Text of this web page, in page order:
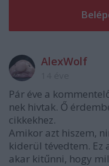
AlexWolf
Pár éve a
nek hivtak. Ő
cikkekhez.
Amikor azt hiszem,
kiderül tévedtem. Ez
akar kitűnni, hogy